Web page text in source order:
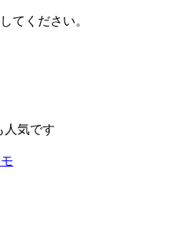
てください。